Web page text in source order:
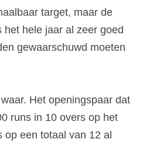
target, maar de
het hele jaar al zeer goed
gewaarschuwd moeten
Het openingspaar dat
runs in 10 overs op het
op een totaal van 12 al